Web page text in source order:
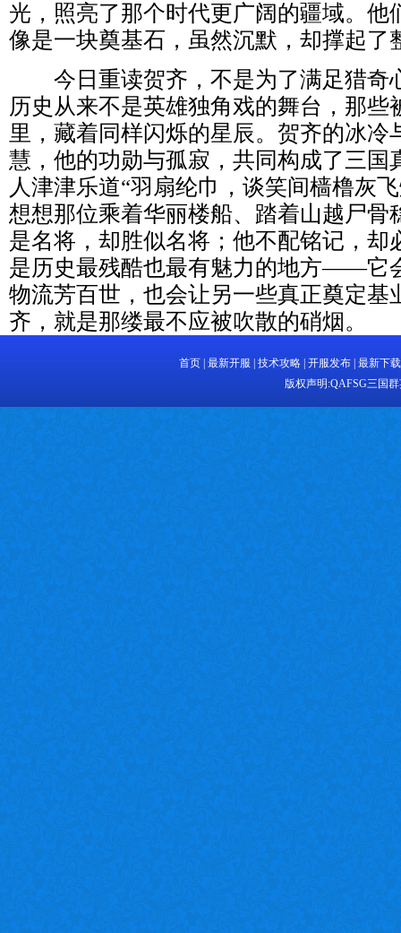
光，照亮了那个时代更广阔的疆域。他
像是一块奠基石，虽然沉默，却撑起了
今日重读贺齐，不是为了满足猎奇
历史从来不是英雄独角戏的舞台，那些
里，藏着同样闪烁的星辰。贺齐的冰冷
慧，他的功勋与孤寂，共同构成了三国
人津津乐道“羽扇纶巾，谈笑间樯橹灰
想想那位乘着华丽楼船、踏着山越尸骨
是名将，却胜似名将；他不配铭记，却
是历史最残酷也最有魅力的地方——它
物流芳百世，也会让另一些真正奠定基
齐，就是那缕最不应被吹散的硝烟。
首页| 最新开服 技术攻略| 开服发布| 最新下载
版权声明:QAFSG三国